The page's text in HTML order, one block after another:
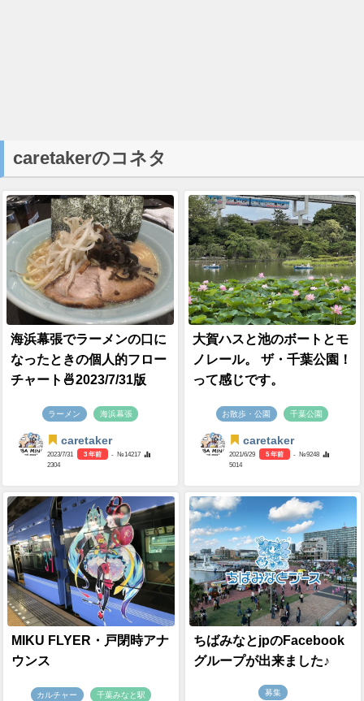
caretakerのコネタ
海浜幕張でラーメンの口に
なったときの個人的フロー
チャート🍜2023/7/31版
ラーメン 海浜幕張
caretaker
2023/7/31 3 年前
- №14217
2304
大賀ハスと池のボートとモ
ノレール。 ザ・千葉公園！
って感じです。
お散歩・公園 千葉公園
caretaker
2021/6/29 5 年前
- №9248
5014
MIKU FLYER・戸閉時アナ
ウンス
カルチャー 千葉みなと駅
ちばみなとjpのFacebook
グループが出来ました♪
募集